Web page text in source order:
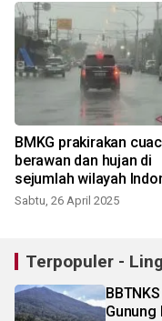
BMKG prakirakan
berawan dan hujan di
sejumlah wilayah
Sabtu, 26 April 2025
Terpopuler -
Gunung